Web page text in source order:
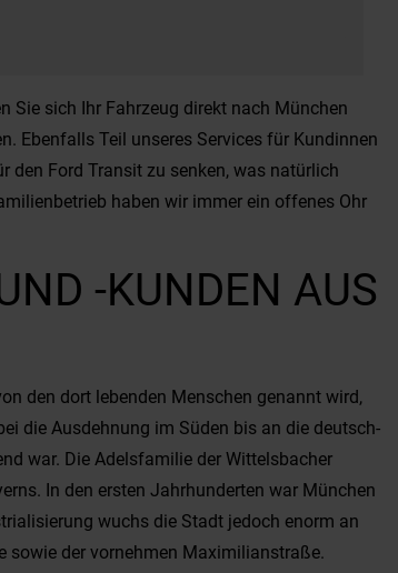
Sie sich Ihr Fahrzeug direkt nach München
Ebenfalls Teil unseres Services für Kundinnen
den Ford Transit zu senken, was natürlich
haben wir immer ein offenes Ohr
-KUNDEN AUS
den dort lebenden Menschen genannt wird,
die Ausdehnung im Süden bis an die deutsch-
war. Die Adelsfamilie der Wittelsbacher
In den ersten Jahrhunderten war München
wuchs die Stadt jedoch enorm an
der vornehmen Maximilianstraße.